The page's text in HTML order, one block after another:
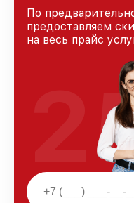
По
предоставляем
на весь прайс